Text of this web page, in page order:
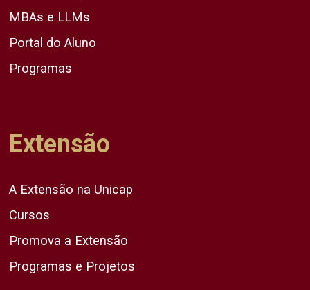
MBAs e LLMs
Portal do Aluno
Programas
Extensão
A Extensão na Unicap
Cursos
Promova a Extensão
Programas e Projetos